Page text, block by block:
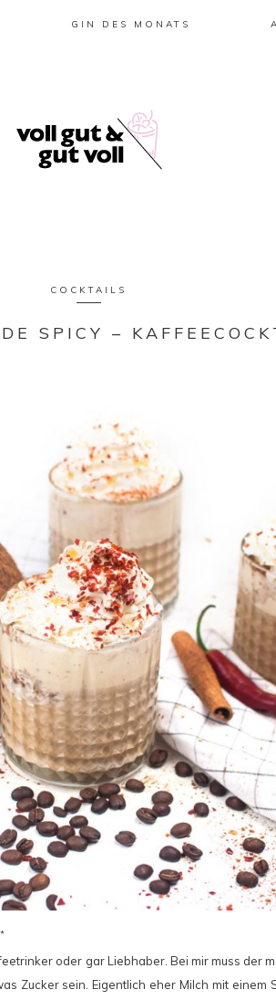
GIN DES MONATS
COCKTAILS
SPICY –
oder gar Liebhaber. Bei mir muss der
Zucker sein. Eigentlich eher Milch mit einem